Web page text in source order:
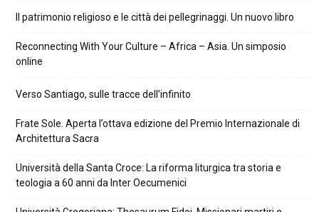
Il patrimonio religioso e le città dei pellegrinaggi. Un nuovo libro
Reconnecting With Your Culture – Africa – Asia. Un simposio
online
Verso Santiago, sulle tracce dell’infinito
Frate Sole. Aperta l’ottava edizione del Premio Internazionale di
Architettura Sacra
Università della Santa Croce: La riforma liturgica tra storia e
teologia a 60 anni da Inter Oecumenici